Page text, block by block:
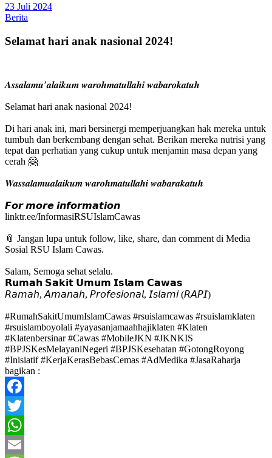
23 Juli 2024
Berita
Selamat hari anak nasional 2024!
𝑨𝒔𝒔𝒂𝒍𝒂𝒎𝒖’𝒂𝒍𝒂𝒊𝒌𝒖𝒎 𝒘𝒂𝒓𝒐𝒉𝒎𝒂𝒕𝒖𝒍𝒍𝒂𝒉𝒊 𝒘𝒂𝒃𝒂𝒓𝒐𝒌𝒂𝒕𝒖𝒉
Selamat hari anak nasional 2024!
Di hari anak ini, mari bersinergi memperjuangkan hak mereka untuk
tumbuh dan berkembang dengan sehat. Berikan mereka nutrisi yang
tepat dan perhatian yang cukup untuk menjamin masa depan yang
cerah 🤗
𝑾𝒂𝒔𝒔𝒂𝒍𝒂𝒎𝒖𝒂𝒍𝒂𝒊𝒌𝒖𝒎 𝒘𝒂𝒓𝒐𝒉𝒎𝒂𝒕𝒖𝒍𝒍𝒂𝒉𝒊 𝒘𝒂𝒃𝒂𝒓𝒂𝒌𝒂𝒕𝒖𝒉
𝙁𝙤𝙧 𝙢𝙤𝙧𝙚 𝙞𝙣𝙛𝙤𝙧𝙢𝙖𝙩𝙞𝙤𝙣
linktr.ee/InformasiRSUIslamCawas
📎 Jangan lupa untuk follow, like, share, dan comment di Media
Sosial RSU Islam Cawas.
Salam, Semoga sehat selalu.
𝗥𝘂𝗺𝗮𝗵 𝗦𝗮𝗸𝗶𝘁 𝗨𝗺𝘂𝗺 𝗜𝘀𝗹𝗮𝗺 𝗖𝗮𝘄𝗮𝘀
𝘙𝘢𝘮𝘢𝘩, 𝘈𝘮𝘢𝘯𝘢𝘩, 𝘗𝘳𝘰𝘧𝘦𝘴𝘪𝘰𝘯𝘢𝘭, 𝘐𝘴𝘭𝘢𝘮𝘪 (𝘙𝘈𝘗𝘐)
#RumahSakitUmumIslamCawas #rsuislamcawas #rsuislamklaten
#rsuislamboyolali #yayasanjamaahhajiklaten #Klaten
#Klatenbersinar #Cawas #MobileJKN #JKNKIS
#BPJSKesMelayaniNegeri #BPJSKesehatan #GotongRoyong
#Inisiatif #KerjaKerasBebasCemas #AdMedika #JasaRaharja
bagikan :
Facebook
Twitter
WhatsApp